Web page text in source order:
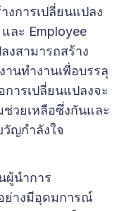
งการเปลี่ยนแปลง
ละ Employee
งสามารถสร้าง
นทำงานเพื่อบรรลุ
ารเปลี่ยนแปลงจะ
วยเหลือซึ่งกันและ
ญกำลังใจ
ผู้นำการ
ย่างมีอุดมการณ์